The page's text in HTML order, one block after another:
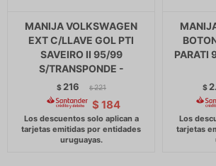
MANIJA VOLKSWAGEN
EXT C/LLAVE GOL PTI
SAVEIRO II 95/99
S/TRANSPONDE -
$ 216 $ 221
$ 184
PARATI
$